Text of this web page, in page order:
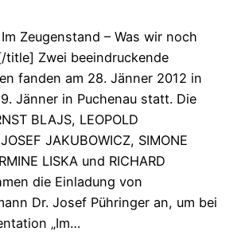
Zeugenstand – Was wir noch
title] Zwei beeindruckende
fanden am 28. Jänner 2012 in
Jänner in Puchenau statt. Die
BLAJS, LEOPOLD
JAKUBOWICZ, SIMONE
LISKA und RICHARD
die Einladung von
Dr. Josef Pühringer an, um bei
„Im…